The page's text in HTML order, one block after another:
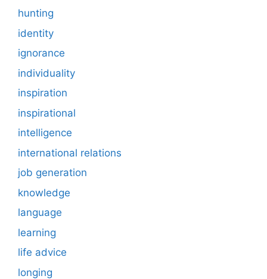
hunting
identity
ignorance
individuality
inspiration
inspirational
intelligence
international relations
job generation
knowledge
language
learning
life advice
longing